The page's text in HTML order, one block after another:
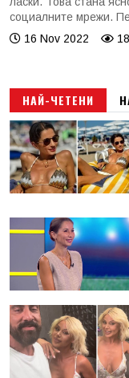
социалните мрежи.
16 Nov 2022
НАЙ-ЧЕТЕНИ